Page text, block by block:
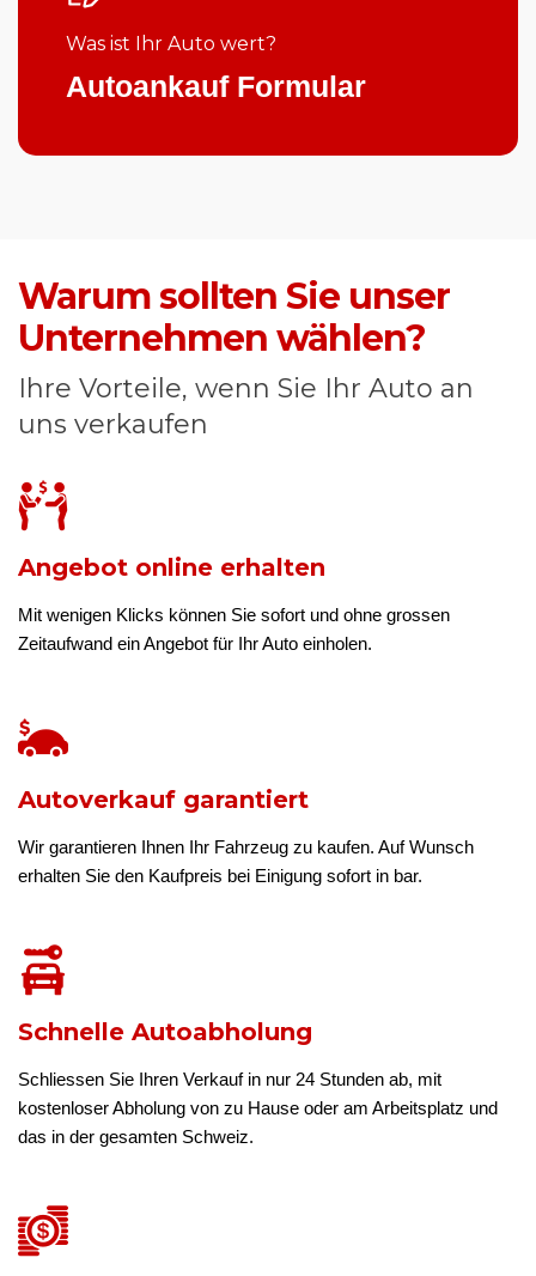
Was ist Ihr Auto wert?
Autoankauf Formular
Warum sollten Sie unser
Unternehmen wählen?
Ihre Vorteile, wenn Sie Ihr Auto an
uns verkaufen
Angebot online erhalten
Mit wenigen Klicks können Sie sofort und ohne grossen
Zeitaufwand ein Angebot für Ihr Auto einholen.
Autoverkauf garantiert
Wir garantieren Ihnen Ihr Fahrzeug zu kaufen. Auf Wunsch
erhalten Sie den Kaufpreis bei Einigung sofort in bar.
Schnelle Autoabholung
Schliessen Sie Ihren Verkauf in nur 24 Stunden ab, mit
kostenloser Abholung von zu Hause oder am Arbeitsplatz und
das in der gesamten Schweiz.